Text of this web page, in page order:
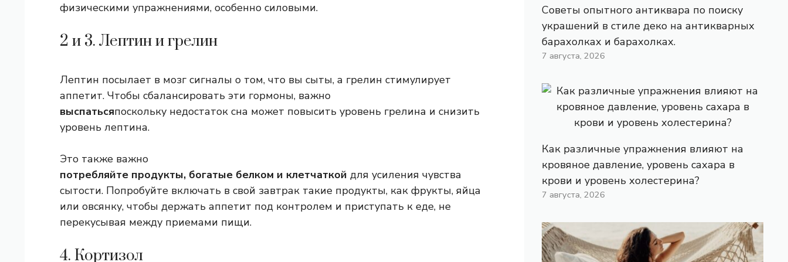
физическими упражнениями, особенно силовыми.
2 и 3. Лептин и грелин
Лептин посылает в мозг сигналы о том, что вы сыты, а грелин стимулирует
аппетит. Чтобы сбалансировать эти гормоны, важно
выспатьсяпоскольку недостаток сна может повысить уровень грелина и снизить
уровень лептина.
Это также важно
потребляйте продукты, богатые белком и клетчаткой для усиления чувства
сытости. Попробуйте включать в свой завтрак такие продукты, как фрукты, яйца
или овсянку, чтобы держать аппетит под контролем и приступать к еде, не
перекусывая между приемами пищи.
4. Кортизол
Советы опытного антиквара по поиску
украшений в стиле деко на антикварных
барахолках и барахолках.
7 августа, 2026
Как различные упражнения влияют на
кровяное давление, уровень сахара в
крови и уровень холестерина?
7 августа, 2026